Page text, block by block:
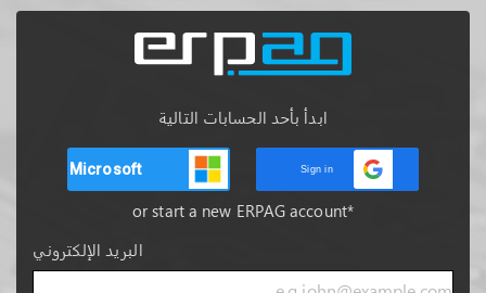
ابدأ بأحد الحسابات التالية
Sign in
Microsoft
*or start a new ERPAG account
البريد الإلكتروني